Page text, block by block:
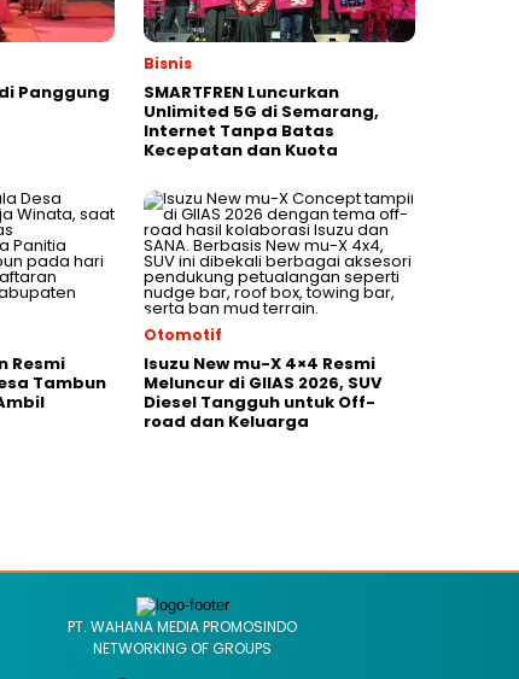
Panggung
Bisnis
SMARTFREN Luncurkan
Unlimited 5G di Semarang,
Internet Tanpa Batas
Kecepatan dan Kuota
Resmi
Tambun
Otomotif
Isuzu New mu-X 4×4 Resmi
Meluncur di GIIAS 2026, SUV
Diesel Tangguh untuk Off-
road dan Keluarga
PT. WAHANA MEDIA PROMOSINDO
NETWORKING OF GROUPS